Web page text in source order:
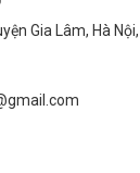
Gia Lâm, Hà